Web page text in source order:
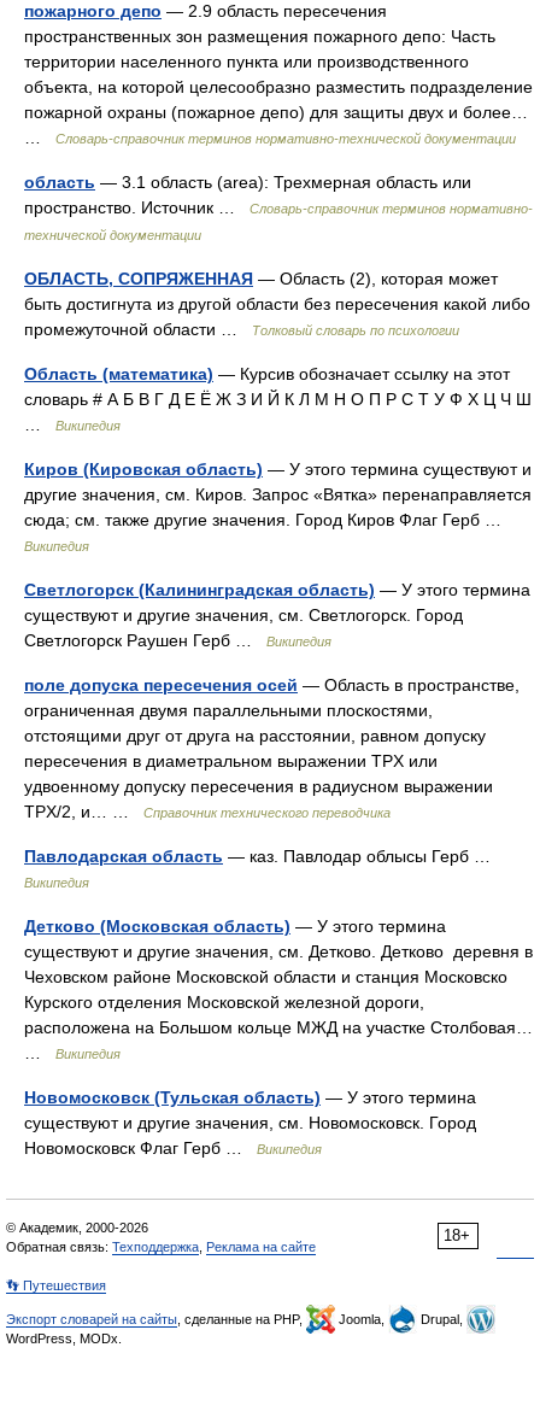
пожарного депо — 2.9 область пересечения
пространственных зон размещения пожарного депо: Часть
территории населенного пункта или производственного
объекта, на которой целесообразно разместить подразделение
пожарной охраны (пожарное депо) для защиты двух и более…
Словарь-справочник терминов нормативно-технической документации
область — 3.1 область (area): Трехмерная область или
пространство. Источник …
Словарь-справочник терминов нормативно-
технической документации
ОБЛАСТЬ, СОПРЯЖЕННАЯ — Область (2), которая может
быть достигнута из другой области без пересечения какой либо
промежуточной области …
Толковый словарь по психологии
Область (математика) — Курсив обозначает ссылку на этот
словарь # А Б В Г Д Е Ё Ж З И Й К Л М Н О П Р С Т У Ф Х Ц Ч Ш
Википедия
Киров (Кировская область) — У этого термина существуют и
другие значения, см. Киров. Запрос «Вятка» перенаправляется
сюда; см. также другие значения. Город Киров Флаг Герб …
Википедия
Светлогорск (Калининградская область) — У этого термина
существуют и другие значения, см. Светлогорск. Город
Светлогорск Раушен Герб …
Википедия
поле допуска пересечения осей — Область в пространстве,
ограниченная двумя параллельными плоскостями,
отстоящими друг от друга на расстоянии, равном допуску
пересечения в диаметральном выражении TPX или
удвоенному допуску пересечения в радиусном выражении
TPX/2, и… …
Справочник технического переводчика
Павлодарская область — каз. Павлодар облысы Герб …
Википедия
Детково (Московская область) — У этого термина
существуют и другие значения, см. Детково. Детково деревня в
Чеховском районе Московской области и станция Московско
Курского отделения Московской железной дороги,
расположена на Большом кольце МЖД на участке Столбовая…
Википедия
Новомосковск (Тульская область) — У этого термина
существуют и другие значения, см. Новомосковск. Город
Новомосковск Флаг Герб …
Википедия
18+
© Академик, 2000-2026
Обратная связь: Техподдержка Реклама на сайте
👣 Путешествия
Экспорт словарей на сайты , сделанные на PHP, Joomla,
Drupal,
WordPress, MODx.